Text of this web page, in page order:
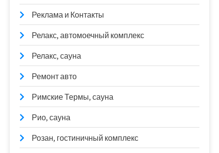
Реклама и Контакты
Релакс, автомоечный комплекс
Релакс, сауна
Ремонт авто
Римские Термы, сауна
Рио, сауна
Розан, гостиничный комплекс